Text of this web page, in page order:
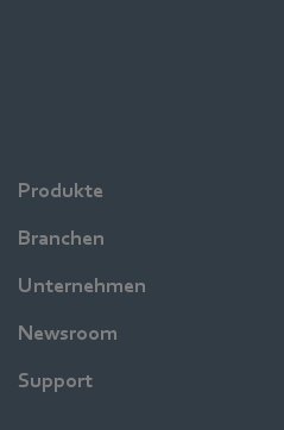
Produkte
Branchen
Unternehmen
Newsroom
Support